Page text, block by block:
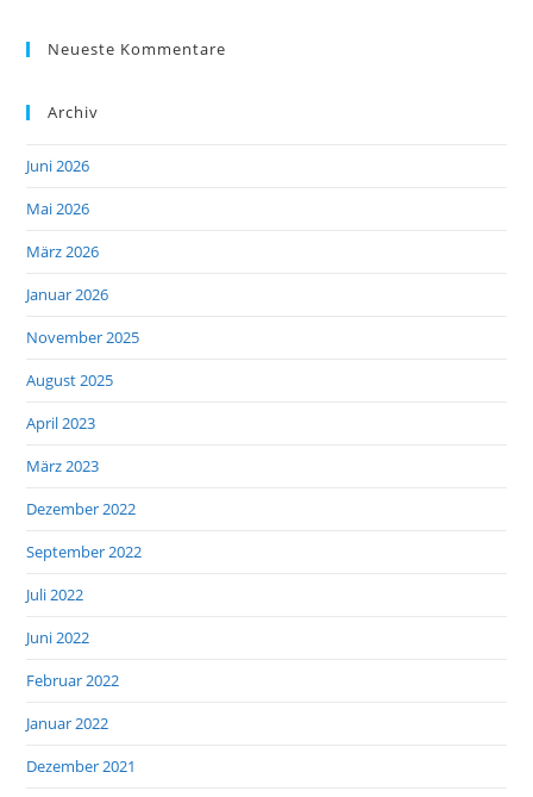
Neueste Kommentare
Archiv
Juni 2026
Mai 2026
März 2026
Januar 2026
November 2025
August 2025
April 2023
März 2023
Dezember 2022
September 2022
Juli 2022
Juni 2022
Februar 2022
Januar 2022
Dezember 2021